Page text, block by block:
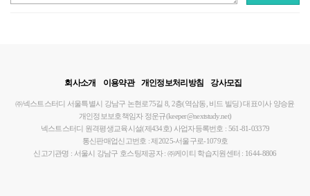
회사소개 이용약관 개인정보처리방침 강사모집
㈜넥스트스터디 서울특별시 강남구 논현로75길 8, 2층(역삼동, 비드 빌딩)대표이사 양승윤
개인정보보호책임자 정운규(keeper@nextstudy.net)
넥스트스터디 원격평생교육시설(제434호) 사업자등록번호 : 561-81-03379
통신판매업신고번호 : 제2025-서울구로-1079호
신고기관명 : 서울시 강남구 호스팅제공자 : ㈜케이티 학습지원센터 : 1644-8806